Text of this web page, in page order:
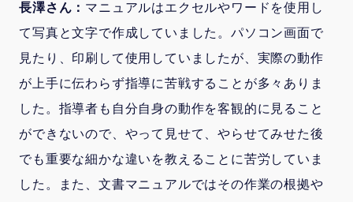
長澤さん： マニュアルはエクセルやワードを使用し
て写真と文字で作成していました。パソコン画面で
見たり、印刷して使用していましたが、実際の動作
が上手に伝わらず指導に苦戦することが多々ありま
した。指導者も自分自身の動作を客観的に見ること
ができないので、やって見せて、やらせてみせた後
でも重要な細かな違いを教えることに苦労していま
した。また、文書マニュアルではその作業の根拠や